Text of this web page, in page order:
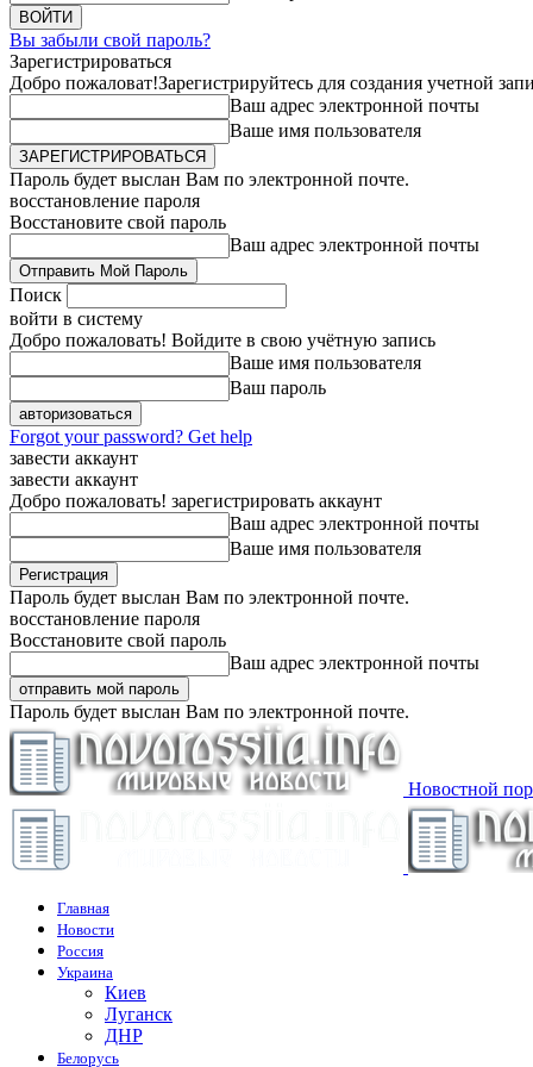
Вы забыли свой пароль?
Зарегистрироваться
Добро пожаловат!Зарегистрируйтесь для создания учетной
Ваш адрес электронной почты
Ваше имя пользователя
Пароль будет выслан Вам по электронной почте.
восстановление пароля
Восстановите свой пароль
Ваш адрес электронной почты
Поиск
войти в систему
Добро пожаловать! Войдите в свою учётную запись
Ваше имя пользователя
Ваш пароль
Forgot your password? Get help
завести аккаунт
завести аккаунт
Добро пожаловать! зарегистрировать аккаунт
Ваш адрес электронной почты
Ваше имя пользователя
Пароль будет выслан Вам по электронной почте.
восстановление пароля
Восстановите свой пароль
Ваш адрес электронной почты
Пароль будет выслан Вам по электронной почте.
Новостной
Главная
Новости
Россия
Украина
Киев
Луганск
ДНР
Белорусь